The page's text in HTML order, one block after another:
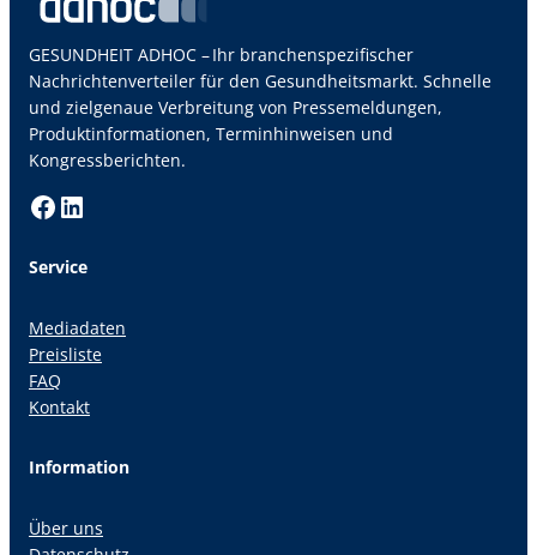
GESUNDHEIT ADHOC – Ihr branchenspezifischer
Nachrichtenverteiler für den Gesundheitsmarkt. Schnelle
und zielgenaue Verbreitung von Pressemeldungen,
Produktinformationen, Terminhinweisen und
Kongressberichten.
Facebook LinkedIn
Service
Mediadaten
Preisliste
FAQ
Kontakt
Information
Über uns